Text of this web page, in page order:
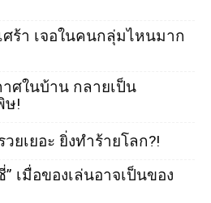
ร้า เจอในคนกลุ่มไหนมาก
ศในบ้าน กลายเป็น
ษ!
ยเยอะ ยิ่งทำร้ายโลก?!
” เมื่อของเล่นอาจเป็นของ